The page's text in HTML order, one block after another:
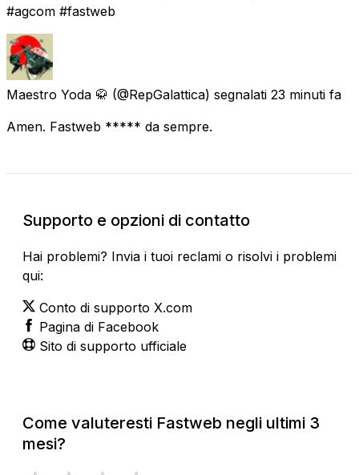
#agcom #fastweb
Maestro Yoda 🥋 (@RepGalattica) segnalati 23 minuti fa
Amen. Fastweb ***** da sempre.
Supporto e opzioni di contatto
Hai problemi? Invia i tuoi reclami o risolvi i problemi
qui:
Conto di supporto X.com
Pagina di Facebook
Sito di supporto ufficiale
Come valuteresti Fastweb negli ultimi 3
mesi?